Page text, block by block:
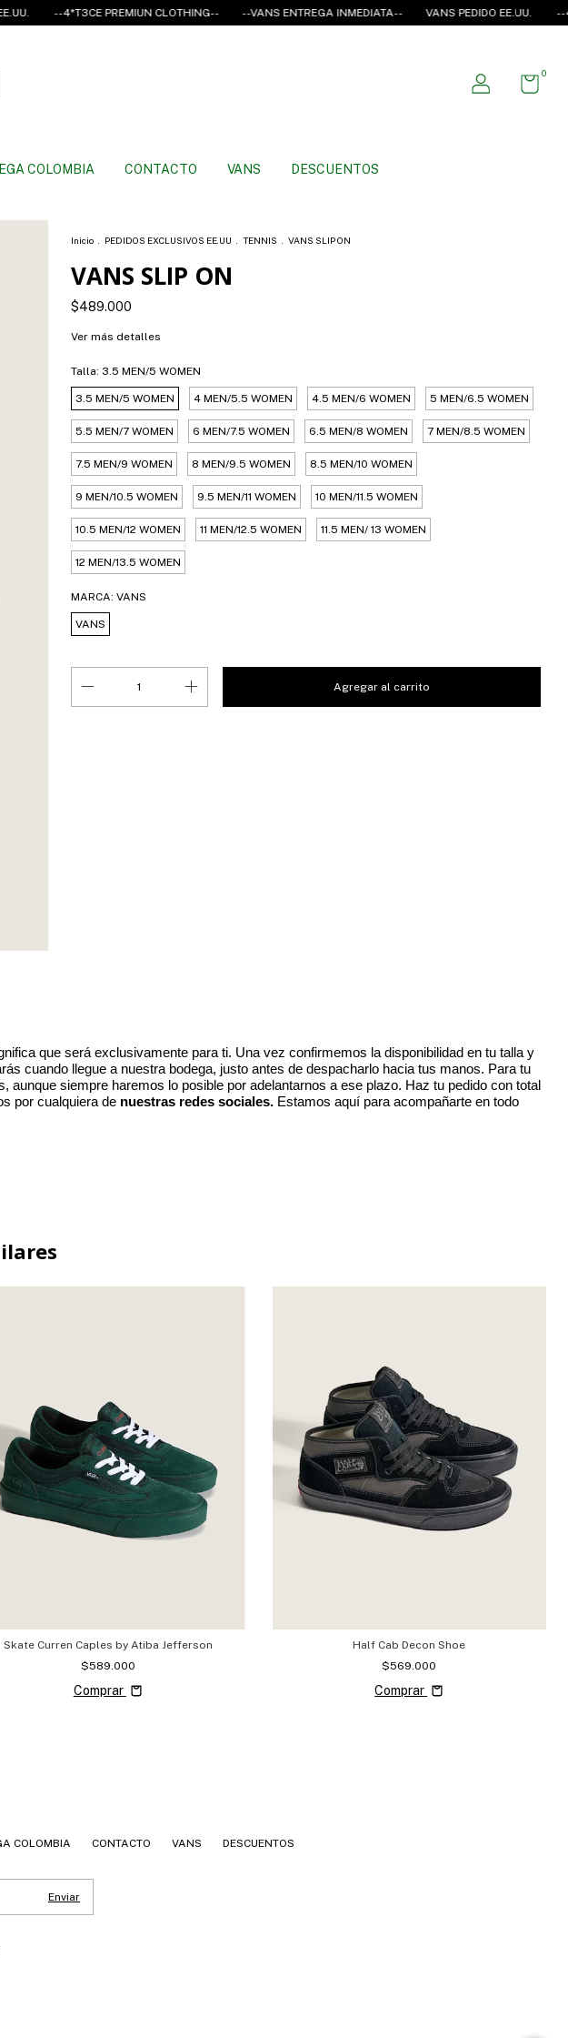
--4*T3CE PREMIUN CLOTHING-- --VANS ENTREGA INMEDIATA-- VANS PEDIDO EE.UU. --4*T3CE
0
COLOMBIA CONTACTO VANS DESCUENTOS
Inicio PEDIDOS EXCLUSIVOS EE.UU TENNIS VANS SLIP ON
VANS SLIP ON
$489.000
Ver más detalles
Talla: 3.5 MEN/5 WOMEN
3.5 MEN/5 WOMEN 4 MEN/5.5 WOMEN 4.5 MEN/6 WOMEN 5 MEN/6.5 WOMEN
5.5 MEN/7 WOMEN 6 MEN/7.5 WOMEN 6.5 MEN/8 WOMEN 7 MEN/8.5 WOMEN
7.5 MEN/9 WOMEN 8 MEN/9.5 WOMEN 8.5 MEN/10 WOMEN
9 MEN/10.5 WOMEN 9.5 MEN/11 WOMEN 10 MEN/11.5 WOMEN
10.5 MEN/12 WOMEN 11 MEN/12.5 WOMEN 11.5 MEN/ 13 WOMEN
12 MEN/13.5 WOMEN
MARCA: VANS
VANS
que será exclusivamente para ti. Una vez confirmemos la disponibilidad en tu talla y
cuando llegue a nuestra bodega, justo antes de despacharlo hacia tus manos. Para tu
siempre haremos lo posible por adelantarnos a ese plazo. Haz tu pedido con total
por cualquiera denuestras redes sociales.Estamos aquí para acompañarte en todo
Skate Curren Caples by Atiba Jefferson
$589.000
Comprar
Half Cab Decon Shoe
$569.000
Comprar
COLOMBIA CONTACTO VANS DESCUENTOS